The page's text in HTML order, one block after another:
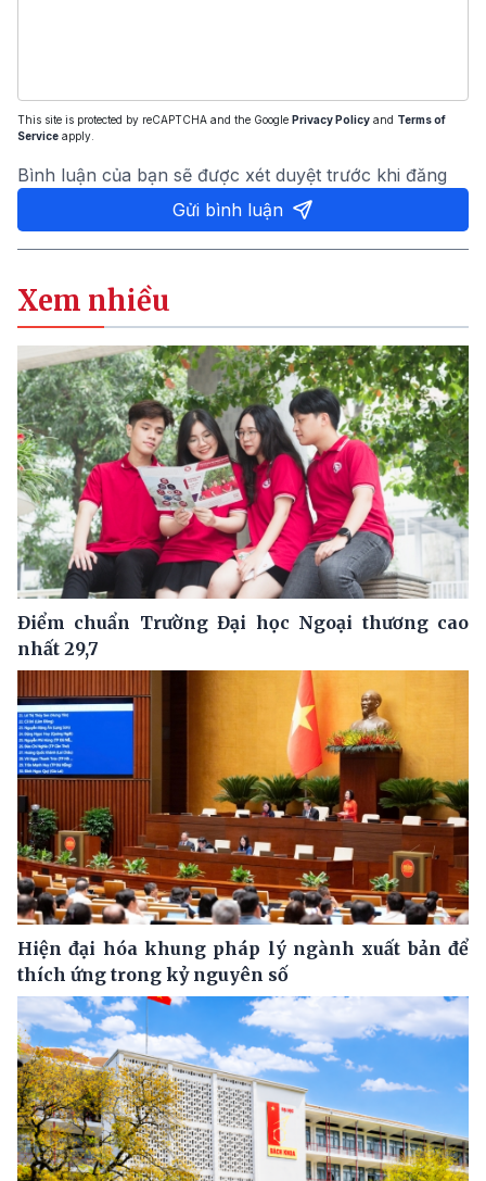
This site is protected by reCAPTCHA and the Google Privacy Policy and Terms of
Service apply.
Bình luận của bạn sẽ được xét duyệt trước khi đăng
Gửi bình luận
Xem nhiều
Điểm chuẩn Trường Đại học Ngoại thương cao
nhất 29,7
Hiện đại hóa khung pháp lý ngành xuất bản để
thích ứng trong kỷ nguyên số